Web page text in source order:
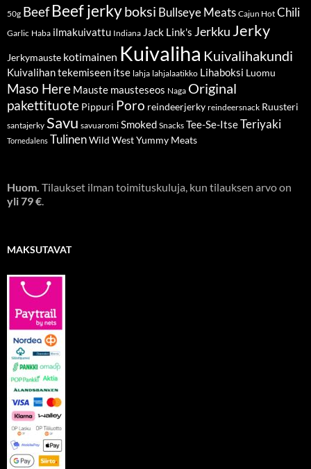
50g Beef Beef jerkyboksi Bullseye Meats Cajun Hot Chili
Garlic Haba ilmakuivattu Indiana Jack Link's Jerkku Jerky
Jerkymauste kotimainen Kuivaliha Kuivalihakundi
Kuivalihan tekemiseen itse lahja lahjalaatikko Lihaboksi Luomu
Maso Here Mauste mausteseos Naga Original
pakettituote Pippuri Poro reindeerjerky reindeersnack Ruusteri
santajerky Savu savuaromi Smoked Snacks Tee-Se-ItseTeriyaki
Tornedalens TulinenWild WestYummy Meats
Huom. Tilaukset ilman toimituskuluja, kun tilauksen arvo on
yli 79 €.
MAKSUTAVAT